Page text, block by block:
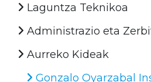
Laguntza Teknikoa
Administrazio eta
Aurreko Kideak
Gonzalo Oyarzabal